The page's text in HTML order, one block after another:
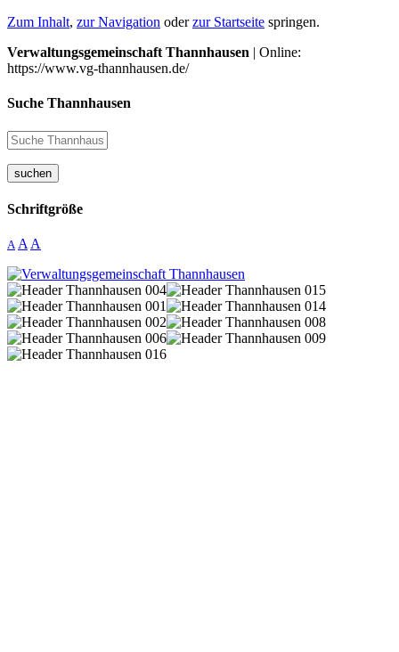
Zum Inhalt, zur Navigation oderzur Startseite springen.
Verwaltungsgemeinschaft Thannhausen | Online:
https://www.vg-thannhausen.de/
Suche Thannhausen
suchen
Schriftgröße
A A A